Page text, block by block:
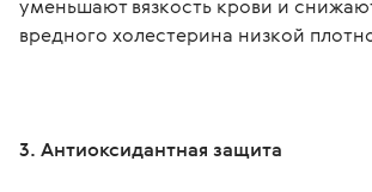
уменьшают вязкость крови и
вредного холестерина низкой
3. Антиоксидантная защита